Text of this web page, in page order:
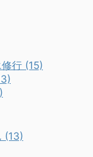
行 (15)
(13)